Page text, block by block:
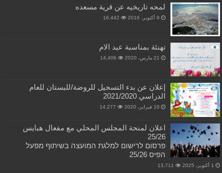
لمحه تاريخيه عن قرية مسعده
9 أكتوبر، 2016 16,442
تهنئة بمناسبة عيد الام
21 مارس، 2020 14,406
إعلان عن بدء التسجيل للروضة/للبستان للعام
الدراسي 2021/2020
10 فبراير، 2020 14,277
اعلان لمنحة المجلس المحلي مع مفعال هبايس
25/26
פרסום לרישום למלגת המועצה בשיתוף מפעל
הפיס 25/26
1 أكتوبر، 2025 13,711